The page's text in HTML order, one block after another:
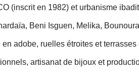
(inscrit en 1982) et urbanisme
Beni Isguen, Melika,
en adobe, ruelles étroites et
artisanat de bijoux et